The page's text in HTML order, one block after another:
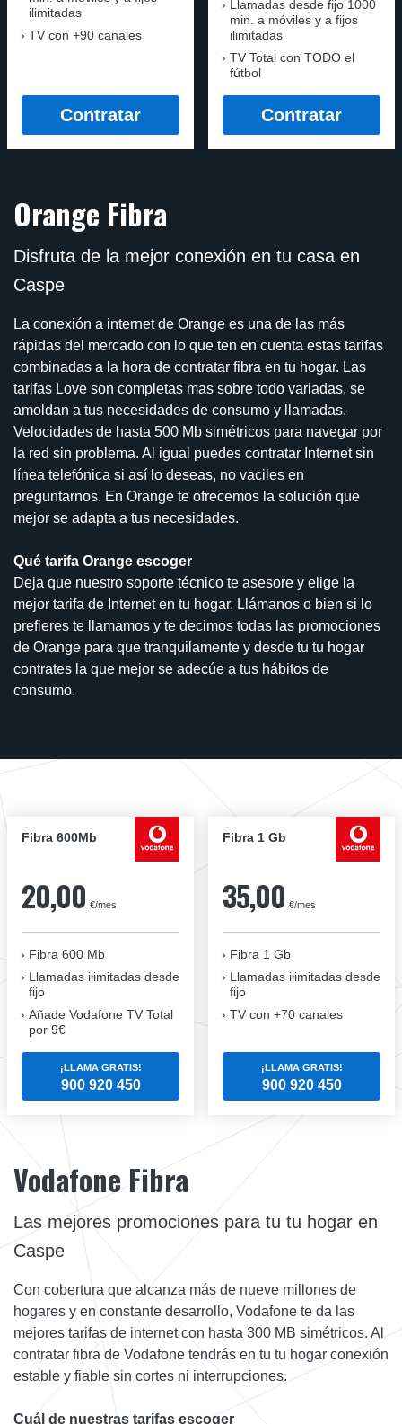
ilimitadas
TV con +90 canales
Contratar
Llamadas desde fijo 1000
min. a móviles y a fijos
ilimitadas
TV Total con TODO el
fútbol
Contratar
Orange Fibra
Disfruta de la mejor conexión en tu casa en
Caspe
La conexión a internet de Orange es una de las más
rápidas del mercado con lo que ten en cuenta estas tarifas
combinadas a la hora de contratar fibra en tu hogar. Las
tarifas Love son completas mas sobre todo variadas, se
amoldan a tus necesidades de consumo y llamadas.
Velocidades de hasta 500 Mb simétricos para navegar por
la red sin problema. Al igual puedes contratar Internet sin
línea telefónica si así lo deseas, no vaciles en
preguntarnos. En Orange te ofrecemos la solución que
mejor se adapta a tus necesidades.
Qué tarifa Orange escoger
Deja que nuestro soporte técnico te asesore y elige la
mejor tarifa de Internet en tu hogar. Llámanos o bien si lo
prefieres te llamamos y te decimos todas las promociones
de Orange para que tranquilamente y desde tu tu hogar
contrates la que mejor se adecúe a tus hábitos de
consumo.
Fibra 600Mb
20,00 €/mes
Fibra 600 Mb
Llamadas ilimitadas desde
fijo
Añade Vodafone TV Total
por 9€
¡LLAMA GRATIS!
900 920 450
Fibra 1 Gb
35,00 €/mes
Fibra 1 Gb
Llamadas ilimitadas desde
fijo
TV con +70 canales
¡LLAMA GRATIS!
900 920 450
Vodafone Fibra
Las mejores promociones para tu tu hogar en
Caspe
Con cobertura que alcanza más de nueve millones de
hogares y en constante desarrollo, Vodafone te da las
mejores tarifas de internet con hasta 300 MB simétricos. Al
contratar fibra de Vodafone tendrás en tu tu hogar conexión
estable y fiable sin cortes ni interrupciones.
Cuál de nuestras tarifas escoger